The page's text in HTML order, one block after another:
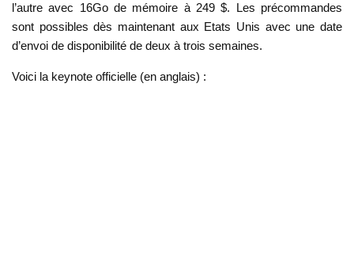
l’autre avec 16Go de mémoire à 249 $. Les précommandes
sont possibles dès maintenant aux Etats Unis avec une date
d’envoi de disponibilité de deux à trois semaines.
Voici la keynote officielle (en anglais) :